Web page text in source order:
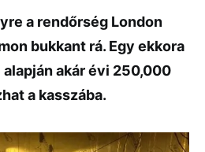
a rendőrség London
bukkant rá. Egy ekkora
akár évi 250,000
a kasszába.